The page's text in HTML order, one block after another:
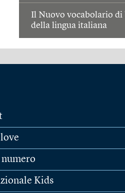
Il Nuovo vocabolario di
della lingua italiana
Kids